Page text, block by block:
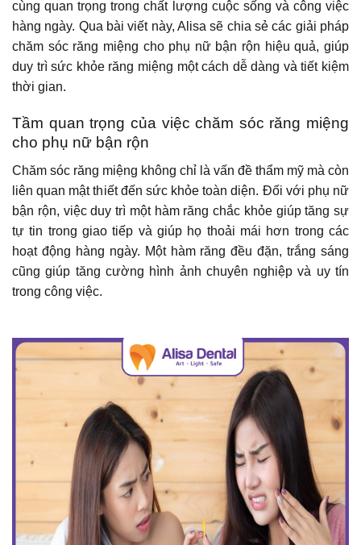
cùng quan trọng trong chất lượng cuộc sống và công việc
hàng ngày. Qua bài viết này, Alisa sẽ chia sẻ các giải pháp
chăm sóc răng miệng cho phụ nữ bận rộn hiệu quả, giúp
duy trì sức khỏe răng miệng một cách dễ dàng và tiết kiệm
thời gian.
Tầm quan trọng của việc chăm sóc răng miệng
cho phụ nữ bận rộn
Chăm sóc răng miệng không chỉ là vấn đề thẩm mỹ mà còn
liên quan mật thiết đến sức khỏe toàn diện. Đối với phụ nữ
bận rộn, việc duy trì một hàm răng chắc khỏe giúp tăng sự
tự tin trong giao tiếp và giúp họ thoải mái hơn trong các
hoạt động hàng ngày. Một hàm răng đều đặn, trắng sáng
cũng giúp tăng cường hình ảnh chuyên nghiệp và uy tín
trong công việc.